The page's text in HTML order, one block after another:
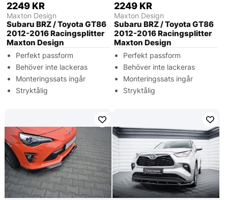
2249 KR
Maxton Design
Subaru BRZ / Toyota GT86
2012-2016 Racingsplitter
Maxton Design
Perfekt passform
Behöver inte lackeras
Monteringssats ingår
Stryktålig
2249 KR
Maxton Design
Subaru BRZ / Toyota GT86
2012-2016 Racingsplitter
Maxton Design
Perfekt passform
Behöver inte lackeras
Monteringssats ingår
Stryktålig